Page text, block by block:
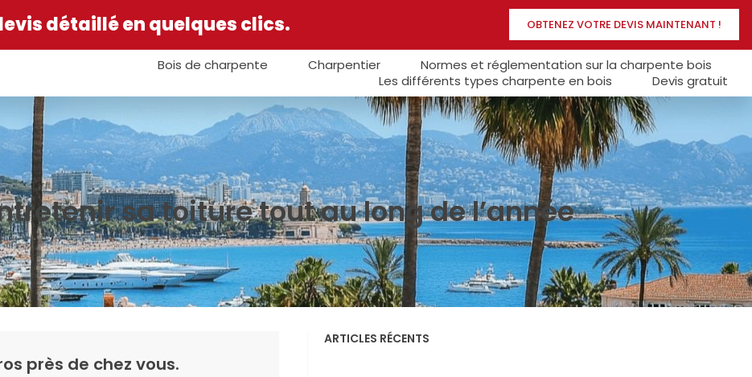
détaillé en quelques clics. OBTENEZ VOTRE DEVIS MAINTENANT !
Bois de charpente Charpentier
Normes et réglementation sur la charpente bois
Les différents types charpente en bois
Devis gratuit
sa toiture tout au long de l’année
près de chez vous.
ARTICLES RÉCENTS